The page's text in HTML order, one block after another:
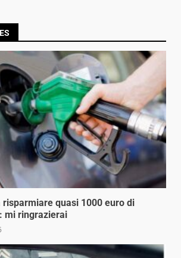
risparmiare quasi 1000 euro di
mi ringrazierai